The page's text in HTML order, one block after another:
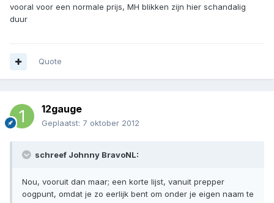
vooral voor een normale prijs, MH blikken zijn hier schandalig
duur
Quote
12gauge
Geplaatst: 7 oktober 2012
schreef Johnny BravoNL:
Nou, vooruit dan maar; een korte lijst, vanuit prepper
oogpunt, omdat je zo eerlijk bent om onder je eigen naam te